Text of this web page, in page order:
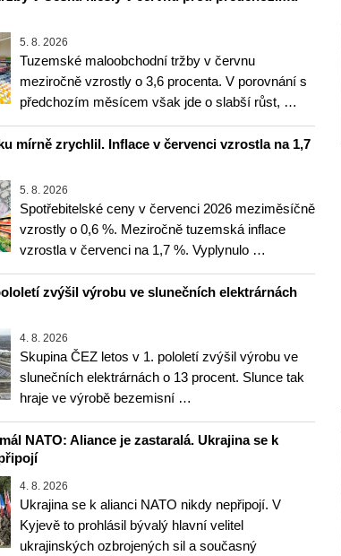
5. 8. 2026
Tuzemské maloobchodní tržby v červnu
meziročně vzrostly o 3,6 procenta. V porovnání s
předchozím měsícem však jde o slabší růst, …
mírně zrychlil. Inflace v červenci vzrostla na 1,7
5. 8. 2026
Spotřebitelské ceny v červenci 2026 meziměsíčně
vzrostly o 0,6 %. Meziročně tuzemská inflace
vzrostla v červenci na 1,7 %. Vyplynulo …
zvýšil výrobu ve slunečních elektrárnách
4. 8. 2026
Skupina ČEZ letos v 1. pololetí zvýšil výrobu ve
slunečních elektrárnách o 13 procent. Slunce tak
hraje ve výrobě bezemisní …
NATO: Aliance je zastaralá. Ukrajina se k
4. 8. 2026
Ukrajina se k alianci NATO nikdy nepřipojí. V
Kyjevě to prohlásil bývalý hlavní velitel
ukrajinských ozbrojených sil a současný